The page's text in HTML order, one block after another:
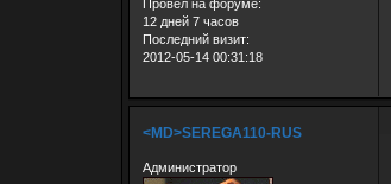
Провел на форуме:
12 дней 7 часов
Последний визит:
2012-05-14 00:31:18
<MD>SEREGA110-RUS
Администратор